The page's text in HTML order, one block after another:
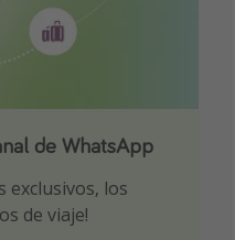
de WhatsApp
exclusivos, los
de viaje!
chollazos
de Telegram!
seleccionadas para
viajes